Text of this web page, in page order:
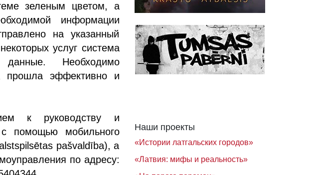
зеленым цветом, а
информации
на указанный
услуг система
данные. Необходимо
прошла эффективно и
к руководству и
помощью мобильного
pašvaldība), а
по адресу:
Наши проекты
«Истории латгальских городов»
«Латвия: мифы и реальность»